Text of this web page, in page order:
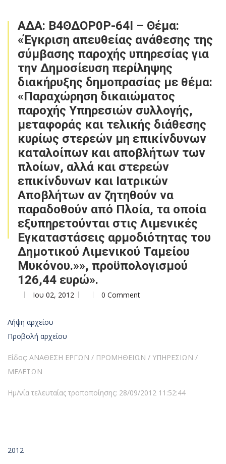
ΑΔΑ: Β4ΘΔΟΡ0Ρ-64Ι – Θέμα:
«Έγκριση απευθείας ανάθεσης της
σύμβασης παροχής υπηρεσίας για
την Δημοσίευση περίληψης
διακήρυξης δημοπρασίας με θέμα:
«Παραχώρηση δικαιώματος
παροχής Υπηρεσιών συλλογής,
μεταφοράς και τελικής διάθεσης
κυρίως στερεών μη επικίνδυνων
καταλοίπων και αποβλήτων των
πλοίων, αλλά και στερεών
επικίνδυνων και Ιατρικών
Αποβλήτων αν ζητηθούν να
παραδοθούν από Πλοία, τα οποία
εξυπηρετούνται στις Λιμενικές
Εγκαταστάσεις αρμοδιότητας του
Δημοτικού Λιμενικού Ταμείου
Μυκόνου.»», προϋπολογισμού
126,44 ευρώ».
Ιου 02, 2012 0 Comment
Λήψη αρχείου
Προβολή αρχείου
Είδος: ΑΝΑΘΕΣΗ ΕΡΓΩΝ / ΠΡΟΜΗΘΕΙΩΝ / ΥΠΗΡΕΣΙΩΝ /
ΜΕΛΕΤΩΝ
Ημ/νία τελευταίας τροποποίησης: 28/09/2012 11:52:44
2012